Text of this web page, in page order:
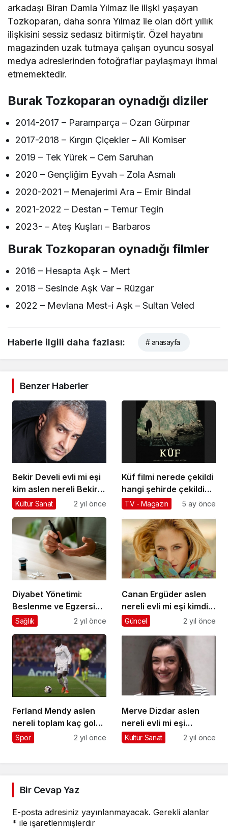
arkadaşı Biran Damla Yılmaz ile ilişki yaşayan
Tozkoparan, daha sonra Yılmaz ile olan dört yıllık
ilişkisini sessiz sedasız bitirmiştir. Özel hayatını
magazinden uzak tutmaya çalışan oyuncu sosyal
medya adreslerinden fotoğraflar paylaşmayı ihmal
etmemektedir.
Burak Tozkoparan oynadığı diziler
2014-2017 – Paramparça – Ozan Gürpınar
2017-2018 – Kırgın Çiçekler – Ali Komiser
2019 – Tek Yürek – Cem Saruhan
2020 – Gençliğim Eyvah – Zola Asmalı
2020-2021 – Menajerimi Ara – Emir Bindal
2021-2022 – Destan – Temur Tegin
2023- – Ateş Kuşları – Barbaros
Burak Tozkoparan oynadığı filmler
2016 – Hesapta Aşk – Mert
2018 – Sesinde Aşk Var – Rüzgar
2022 – Mevlana Mest-i Aşk – Sultan Veled
Haberle ilgili daha fazlası: # anasayfa
Benzer Haberler
Bekir Develi evli mi eşi
kim aslen nereli Bekir
Develi boyu kaç burcu
Kültür Sanat 2 yıl önce
Küf filmi nerede çekildi
hangi şehirde çekildi
gişe hasılat konusu
TV - Magazin 5 ay önce
Diyabet Yönetimi:
Beslenme ve Egzersiz
Rehberi
Sağlık 2 yıl önce
Canan Ergüder aslen
nereli evli mi eşi kimdir
burcu ne oynadığı
Güncel 2 yıl önce
Ferland Mendy aslen
nereli toplam kaç gol
attı hangi takımlarda
Spor 2 yıl önce
Merve Dizdar aslen
nereli evli mi eşi
sevgilisi kim burcu ne
Kültür Sanat 2 yıl önce
Bir Cevap Yaz
E-posta adresiniz yayınlanmayacak. Gerekli alanlar
* ile işaretlenmişlerdir